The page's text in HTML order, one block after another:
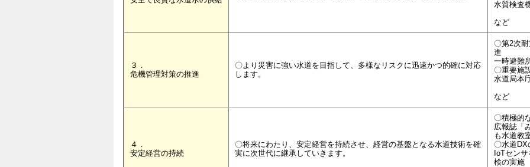
水質検査
など
３．
危機管理対策の推進
〇より災害に強い水道を目指して、多様なリスクに迅速かつ的確に対応
します。
〇第2次
進
一時避難
〇重要施
水道局本
など
４．
安定経営の持続
〇将来にわたり、安定経営を持続させ、経営の基盤となる水道技術を確
実に次世代に継承していきます。
〇積極的
広報誌「
も水道教
〇水道DX
IoTセン
検の実施